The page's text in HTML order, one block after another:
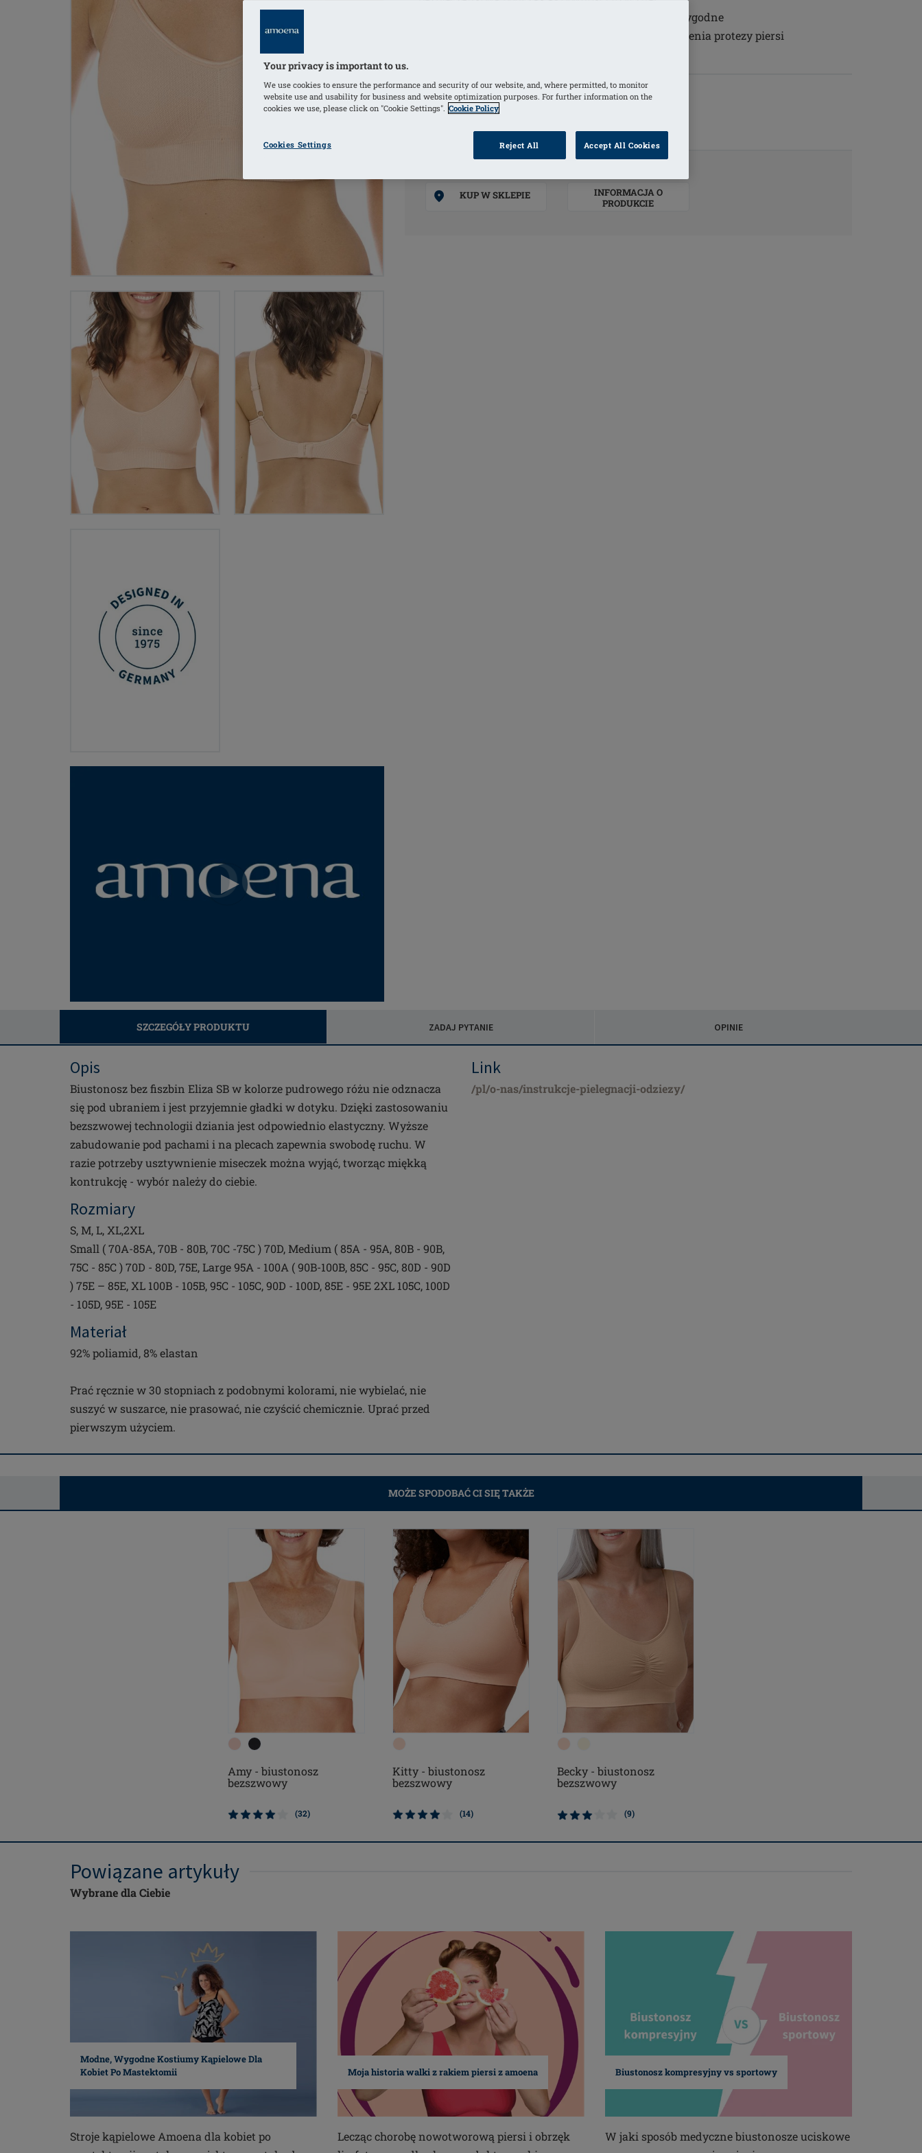
Regulowane elastyczne ramiączka są wyjątkowo wygodne
Przeznaczenie: Biustonosz po operacji piersi do noszenia protezy piersi
KOLORY
KUP W SKLEPIE
INFORMACJA O
PRODUKCIE
SZCZEGÓŁY PRODUKTU ZADAJ PYTANIE OPINIE
Opis
Biustonosz bez fiszbin Eliza SB w kolorze pudrowego różu nie odznacza
się pod ubraniem i jest przyjemnie gładki w dotyku. Dzięki zastosowaniu
bezszwowej technologii dziania jest odpowiednio elastyczny. Wyższe
zabudowanie pod pachami i na plecach zapewnia swobodę ruchu. W
razie potrzeby usztywnienie miseczek można wyjąć, tworząc miękką
kontrukcję - wybór należy do ciebie.
Rozmiary
S, M, L, XL,2XL
Small ( 70A-85A, 70B - 80B, 70C -75C ) 70D, Medium ( 85A - 95A, 80B - 90B,
75C - 85C ) 70D - 80D, 75E, Large 95A - 100A ( 90B-100B, 85C - 95C, 80D - 90D
) 75E – 85E, XL 100B - 105B, 95C - 105C, 90D - 100D, 85E - 95E 2XL 105C, 100D
- 105D, 95E - 105E
Materiał
92% poliamid, 8% elastan
Prać ręcznie w 30 stopniach z podobnymi kolorami, nie wybielać, nie
suszyć w suszarce, nie prasować, nie czyścić chemicznie. Uprać przed
pierwszym użyciem.
Link
/pl/o-nas/instrukcje-pielegnacji-odziezy/
MOŻE SPODOBAĆ CI SIĘ TAKŻE
Amy - biustonosz
bezszwowy
(32)
Kitty - biustonosz
bezszwowy
(14)
Becky - biustonosz
bezszwowy
(9)
Powiązane artykuły
Wybrane dla Ciebie
Modne, Wygodne Kostiumy Kąpielowe Dla
Kobiet Po Mastektomii
Stroje kąpielowe Amoena dla kobiet po
Moja historia walki z rakiem piersi z amoena
Lecząc chorobę nowotworową piersi i obrzęk
Biustonosz kompresyjny vs sportowy
W jaki sposób medyczne biustonosze uciskowe
Your privacy is important to us.
We use cookies to ensure the performance and security of our website, and, where permitted, to monitor
website use and usability for business and website optimization purposes. For further information on the
cookies we use, please click on "Cookie Settings". Cookie Policy
Cookies Settings Reject All Accept All Cookies